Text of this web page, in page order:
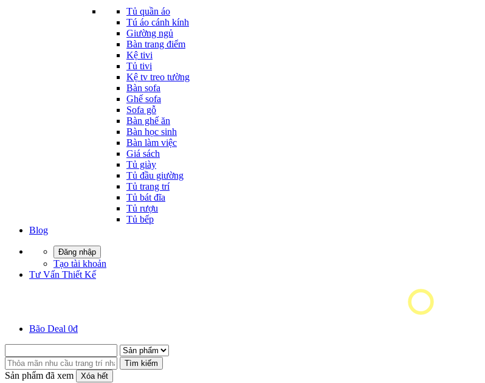
Tủ quần áo
Tú áo cánh kính
Giường ngủ
Bàn trang điểm
Kệ tivi
Tủ tivi
Kệ tv treo tường
Bàn sofa
Ghế sofa
Sofa gỗ
Bàn ghế ăn
Bàn học sinh
Bàn làm việc
Giá sách
Tủ giày
Tủ đầu giường
Tủ trang trí
Tủ bát đĩa
Tủ rượu
Tủ bếp
Blog
Đăng nhập
Tạo tài khoản
Tư Vấn Thiết Kế
Bão Deal 0đ
Tìm kiếm
Sản phẩm đã xem Xóa hết